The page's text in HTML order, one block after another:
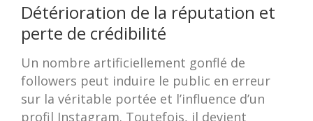
Détérioration de la réputation et
perte de crédibilité
Un nombre artificiellement gonflé de
followers peut induire le public en erreur
sur la véritable portée et l’influence d’un
profil Instagram. Toutefois, il devient